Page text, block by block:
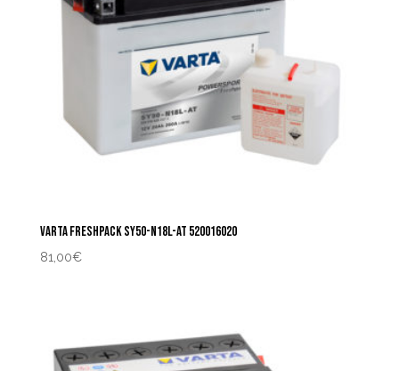
VARTA FRESHPACK SY50-N18L-AT 520016020
81,00€